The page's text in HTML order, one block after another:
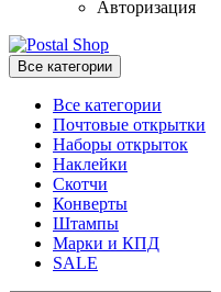
Авторизация
Все категории
Все категории
Почтовые открытки
Наборы открыток
Наклейки
Скотчи
Конверты
Штампы
Марки и КПД
SALE